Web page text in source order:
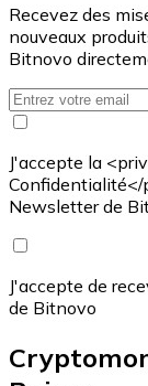
Recevez des
nouveaux
Bitnovo
J'accepte la
Confidentialité</
Newsletter de
J'accepte de
de Bitnovo